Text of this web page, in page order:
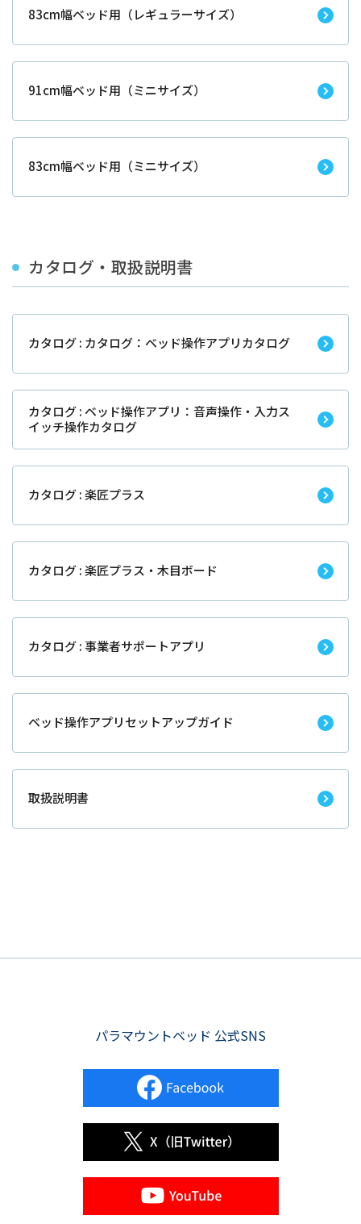
83cm幅ベッド用（レギュラーサイズ）
91cm幅ベッド用（ミニサイズ）
83cm幅ベッド用（ミニサイズ）
カタログ・取扱説明書
カタログ : カタログ：ベッド操作アプリカタログ
カタログ : ベッド操作アプリ：音声操作・入力ス
イッチ操作カタログ
カタログ : 楽匠プラス
カタログ : 楽匠プラス・木目ボード
カタログ : 事業者サポートアプリ
ベッド操作アプリセットアップガイド
取扱説明書
パラマウントベッド 公式SNS